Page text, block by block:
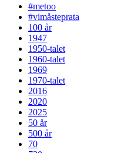
#metoo
#vimåsteprata
100 år
1947
1950-talet
1960-talet
1969
1970-talet
2016
2020
2025
50 år
500 år
70